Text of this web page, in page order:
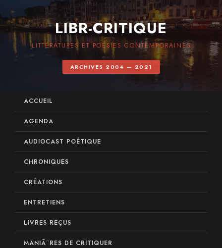
LIBR-CRITIQUE
LITTÉRATURES ET POÉSIES CONTEMPORAINES
ARCHIVES 2004 — 2021
ACCUEIL
AGENDA
AUDIOCAST POÉTIQUE
CHRONIQUES
CRÉATIONS
ENTRETIENS
LIVRES REÇUS
MANIÃ¨RES DE CRITIQUER